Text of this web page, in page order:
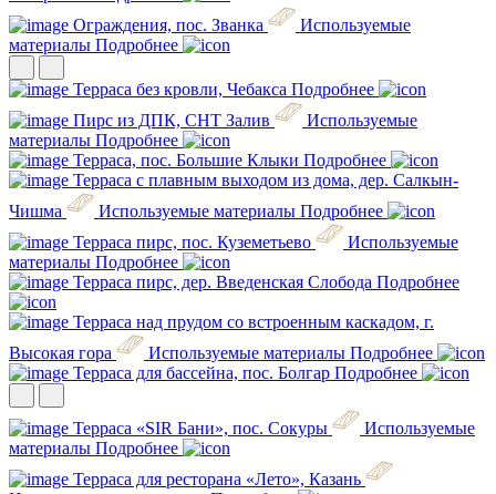
Ограждения, пос. Званка
Используемые
материалы Подробнее
Терраса без кровли, Чебакса Подробнее
Пирс из ДПК, СНТ Залив
Используемые
материалы Подробнее
Терраса, пос. Большие Клыки Подробнее
Терраса с плавным выходом из дома, дер. Салкын-
Чишма
Используемые материалы Подробнее
Терраса пирс, пос. Куземетьево
Используемые
материалы Подробнее
Терраса пирс, дер. Введенская Слобода Подробнее
Терраса над прудом со встроенным каскадом, г.
Высокая гора
Используемые материалы Подробнее
Терраса для бассейна, пос. Болгар Подробнее
Терраса «SIR Бани», пос. Сокуры
Используемые
материалы Подробнее
Терраса для ресторана «Лето», Казань